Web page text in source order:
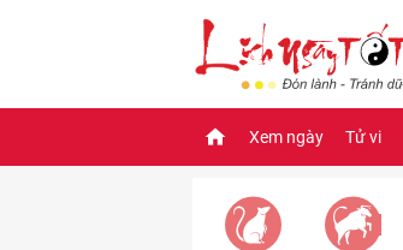
Xem ngày Tử vi